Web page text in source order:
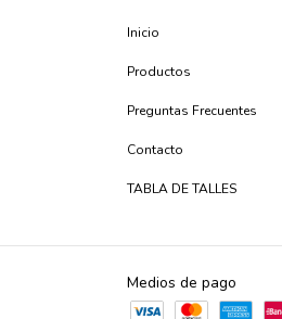
Inicio
Productos
Preguntas Frecuentes
Contacto
TABLA DE TALLES
Medios de pago